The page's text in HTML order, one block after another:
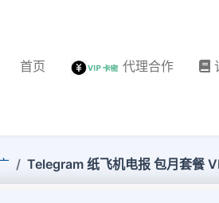
首页 代理合作
Telegram 纸飞机电报 包月套餐